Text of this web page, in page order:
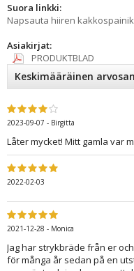
Suora linkki:
Napsauta hiiren
Asiakirjat:
PRODUKTBLAD
Keskimääräinen
2023-09-07 - Birgitta
Låter mycket! Mitt gamla var
2022-02-03
2021-12-28 - Monica
Jag har strykbräde från er
för många år sedan på en